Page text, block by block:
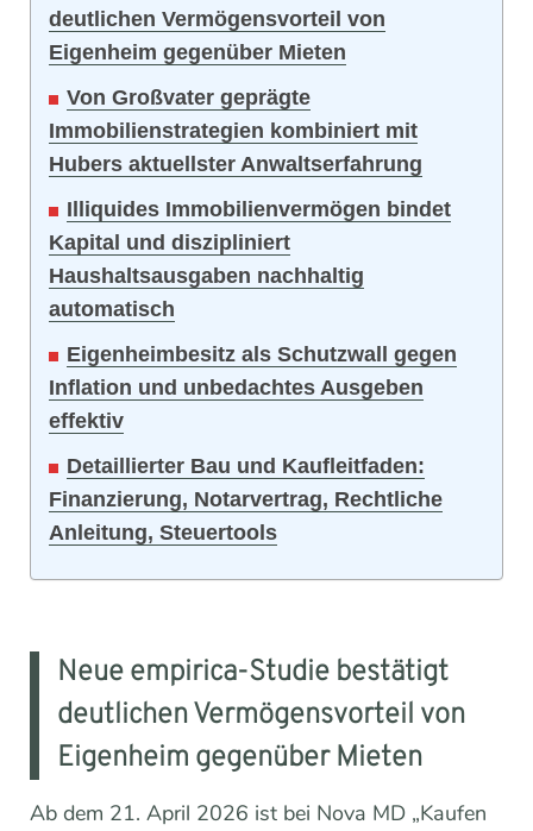
deutlichen Vermögensvorteil von
Eigenheim gegenüber Mieten
Von Großvater geprägte
Immobilienstrategien kombiniert mit
Hubers aktuellster Anwaltserfahrung
Illiquides Immobilienvermögen bindet
Kapital und diszipliniert
Haushaltsausgaben nachhaltig
automatisch
Eigenheimbesitz als Schutzwall gegen
Inflation und unbedachtes Ausgeben
effektiv
Detaillierter Bau und Kaufleitfaden:
Finanzierung, Notarvertrag, Rechtliche
Anleitung, Steuertools
Neue empirica-Studie bestätigt
deutlichen Vermögensvorteil von
Eigenheim gegenüber Mieten
Ab dem 21. April 2026 ist bei Nova MD „Kaufen